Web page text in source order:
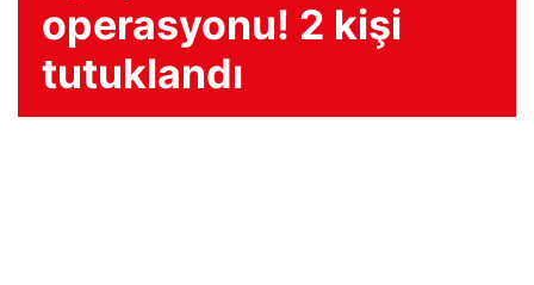
operasyonu! 2 kişi
tutuklandı